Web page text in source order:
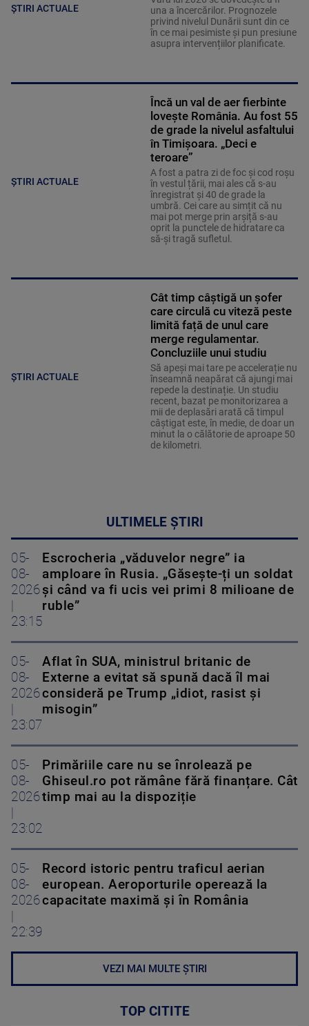
ȘTIRI ACTUALE
una a încercărilor. Prognozele
privind nivelul Dunării sunt din ce
în ce mai pesimiste și pun presiune
asupra intervențiilor planificate.
ȘTIRI ACTUALE
Încă un val de aer fierbinte
lovește România. Au fost 55
de grade la nivelul asfaltului
în Timișoara. „Deci e
teroare”
A fost a patra zi de foc și cod roșu
în vestul țării, mai ales că s-au
înregistrat și 40 de grade la
umbră. Cei care au simțit că nu
mai pot merge prin arșiță s-au
oprit la punctele de hidratare ca
să-și tragă sufletul.
ȘTIRI ACTUALE
Cât timp câștigă un șofer
care circulă cu viteză peste
limită față de unul care
merge regulamentar.
Concluziile unui studiu
Să apeși mai tare pe accelerație nu
înseamnă neapărat că ajungi mai
repede la destinație. Un studiu
recent, bazat pe monitorizarea a
mii de deplasări arată că timpul
câștigat este, în medie, de doar un
minut la o călătorie de aproape 50
de kilometri.
ULTIMELE ȘTIRI
05-
08-
2026
23:15
Escrocheria „văduvelor negre” ia
amploare în Rusia. „Găsește-ți un soldat
și când va fi ucis vei primi 8 milioane de
ruble”
05-
08-
2026
23:07
Aflat în SUA, ministrul britanic de
Externe a evitat să spună dacă îl mai
consideră pe Trump „idiot, rasist și
misogin”
05-
08-
2026
23:02
Primăriile care nu se înrolează pe
Ghiseul.ro pot rămâne fără finanțare. Cât
timp mai au la dispoziție
05-
08-
2026
22:39
Record istoric pentru traficul aerian
european. Aeroporturile operează la
capacitate maximă și în România
VEZI MAI MULTE ȘTIRI
TOP CITITE